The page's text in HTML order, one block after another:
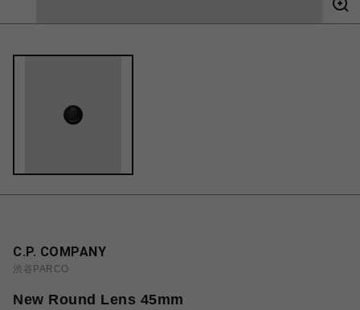
C.P. COMPANY
渋谷PARCO
New Round Lens 45mm